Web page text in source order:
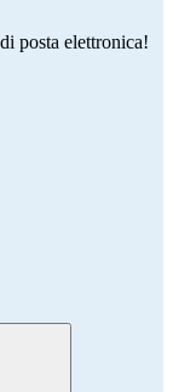
posta elettronica!